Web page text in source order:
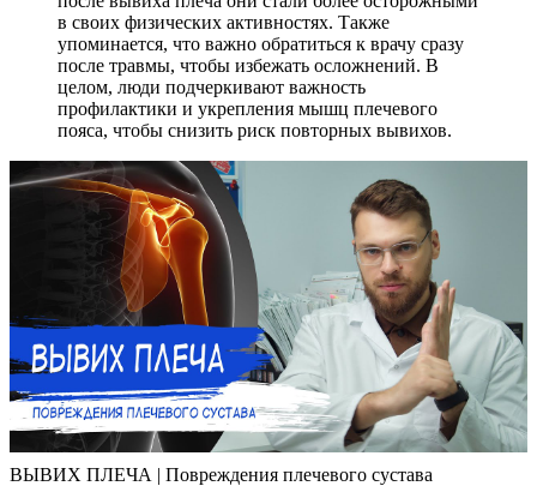
в своих физических активностях. Также
упоминается, что важно обратиться к врачу сразу
после травмы, чтобы избежать осложнений. В
целом, люди подчеркивают важность
профилактики и укрепления мышц плечевого
пояса, чтобы снизить риск повторных вывихов.
ВЫВИХ ПЛЕЧА | Повреждения плечевого сустава